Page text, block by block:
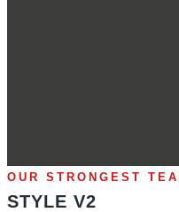
OUR STRONGEST
STYLE V2